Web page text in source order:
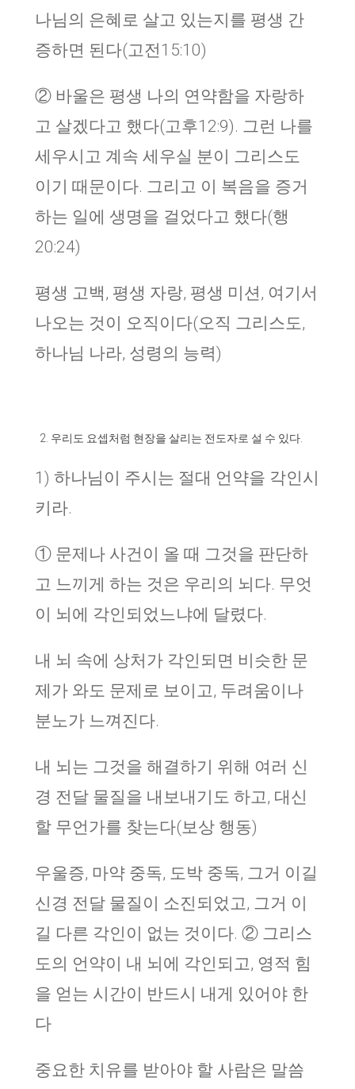
나님의 은혜로 살고 있는지를 평생 간
증하면 된다(고전15:10)
② 바울은 평생 나의 연약함을 자랑하
고 살겠다고 했다(고후12:9). 그런 나를
세우시고 계속 세우실 분이 그리스도
이기 때문이다. 그리고 이 복음을 증거
하는 일에 생명을 걸었다고 했다(행
20:24)
평생 고백, 평생 자랑, 평생 미션, 여기서
나오는 것이 오직이다(오직 그리스도,
하나님 나라, 성령의 능력)
우리도 요셉처럼 현장을 살리는 전도자로 설 수 있다.
1) 하나님이 주시는 절대 언약을 각인시
키라.
① 문제나 사건이 올 때 그것을 판단하
고 느끼게 하는 것은 우리의 뇌다. 무엇
이 뇌에 각인되었느냐에 달렸다.
내 뇌 속에 상처가 각인되면 비슷한 문
제가 와도 문제로 보이고, 두려움이나
분노가 느껴진다.
내 뇌는 그것을 해결하기 위해 여러 신
경 전달 물질을 내보내기도 하고, 대신
할 무언가를 찾는다(보상 행동)
우울증, 마약 중독, 도박 중독, 그거 이길
신경 전달 물질이 소진되었고, 그거 이
길 다른 각인이 없는 것이다. ② 그리스
도의 언약이 내 뇌에 각인되고, 영적 힘
을 얻는 시간이 반드시 내게 있어야 한
다
중요한 치유를 받아야 할 사람은 말씀